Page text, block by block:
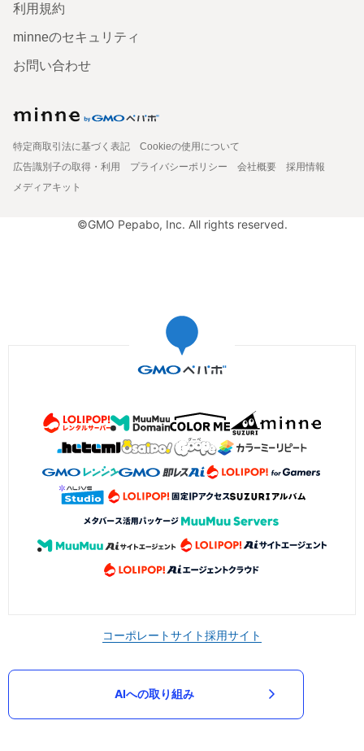
利用規約
minneのセキュリティ
お問い合わせ
特定商取引法に基づく表記
Cookieの使用について
広告識別子の取得・利用
プライバシーポリシー 会社概要
採用情報
メディアキット
©GMO Pepabo, Inc. All rights reserved.
コーポレートサイト採用サイト
AIへの取り組み